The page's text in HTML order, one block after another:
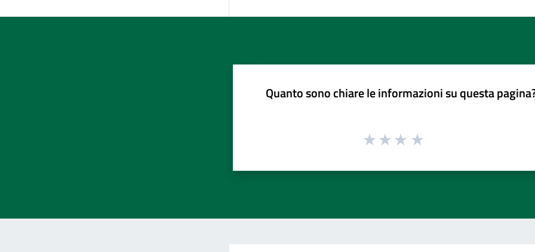
Quanto sono chiare le informazioni su questa